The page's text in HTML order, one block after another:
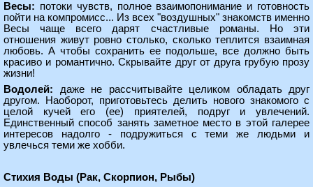
Весы: потоки чувств, полное взаимопонимание и готовность
пойти на компромисс... Из всех "воздушных" знакомств именно
Весы чаще всего дарят счастливые романы. Но эти
отношения живут ровно столько, сколько теплится взаимная
любовь. А чтобы сохранить ее подольше, все должно быть
красиво и романтично. Скрывайте друг от друга грубую прозу
жизни!
Водолей: даже не рассчитывайте целиком обладать друг
другом. Наоборот, приготовьтесь делить нового знакомого с
целой кучей его (ее) приятелей, подруг и увлечений.
Единственный способ занять заметное место в этой галерее
интересов надолго - подружиться с теми же людьми и
увлечься теми же хобби.
Стихия Воды (Рак, Скорпион, Рыбы)